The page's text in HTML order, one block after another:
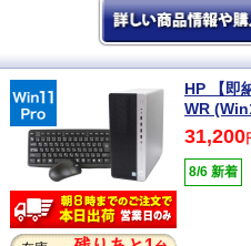
HP 【即
WR
31,200
8/6 新着